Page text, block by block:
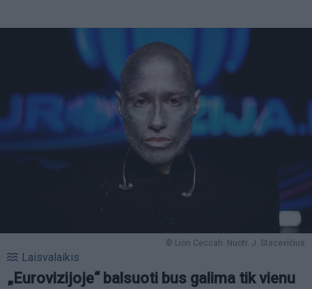
© Lion Ceccah. Nuotr. J. Stacevičius
Laisvalaikis
„Eurovizijoje“ balsuoti bus galima tik vienu